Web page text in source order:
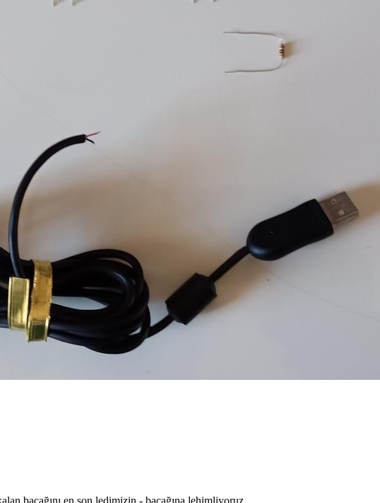
bacağını en son ledimizin - bacağına lehimliyoruz.